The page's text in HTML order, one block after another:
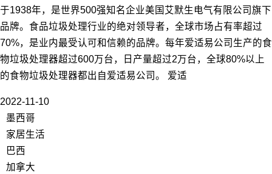
于1938年，是世界500强知名企业美国艾默生电气有限公司旗下
品牌。食品垃圾处理行业的绝对领导者，全球市场占有率超过
70%，是业内最受认可和信赖的品牌。每年爱适易公司生产的食
物垃圾处理器超过600万台，日产量超过2万台，全球80%以上
的食物垃圾处理器都出自爱适易公司。 爱适
2022-11-10
墨西哥
家居生活
巴西
加拿大